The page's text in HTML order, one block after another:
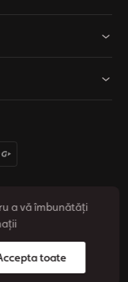
a vă îmbunătăți
toate